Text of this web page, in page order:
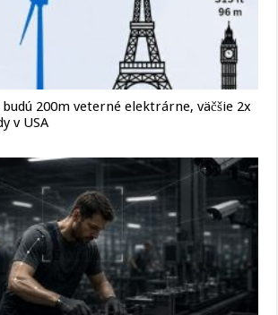
200m veterné elektrárne, väčšie 2x
v USA